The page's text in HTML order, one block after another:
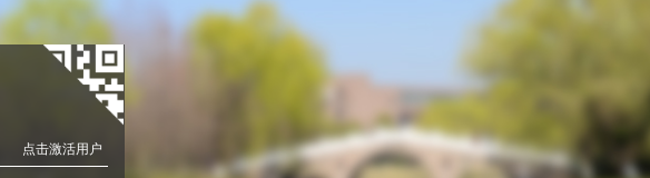
点击激活用户